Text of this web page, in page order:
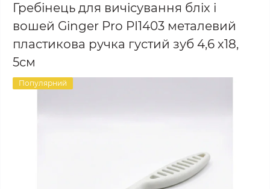
Гребінець для вичісування бліх і
вошей Ginger Pro PI1403 металевий
пластикова ручка густий зуб 4,6 х18,
5см
Популярний